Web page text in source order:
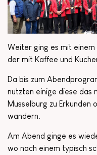
Weiter ging es mit
der mit Kaffee und
Da bis zum
nutzten einige diese das
Musselburg zu Erkunden
wandern.
Am Abend ginge es
wo nach einem typisch